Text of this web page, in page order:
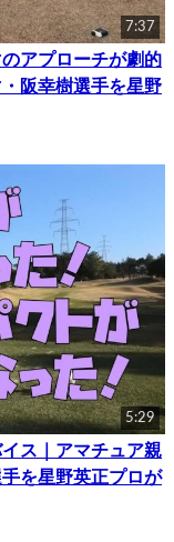
7:37
アプローチが劇的
阪幸樹選手を星野
5:29
ス｜アマチュア親
を星野英正プロが